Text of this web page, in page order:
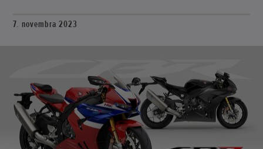
7. novembra 2023